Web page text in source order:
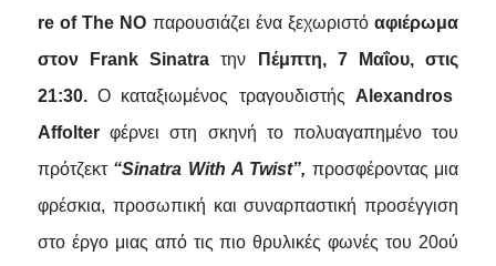
re of The NO παρουσιάζει ένα ξεχωριστό αφιέρωμα
στονFrank Sinatra την Πέμπτη, 7 Μαΐου,στις
21:30. Ο καταξιωμένος τραγουδιστής Alexandros
Affolterφέρνει στη σκηνή το πολυαγαπημένο του
πρότζεκτ “Sinatra With A Twist”, προσφέροντας μια
φρέσκια, προσωπική και συναρπαστική προσέγγιση
στο έργο μιας από τις πιο θρυλικές φωνές του 20ού